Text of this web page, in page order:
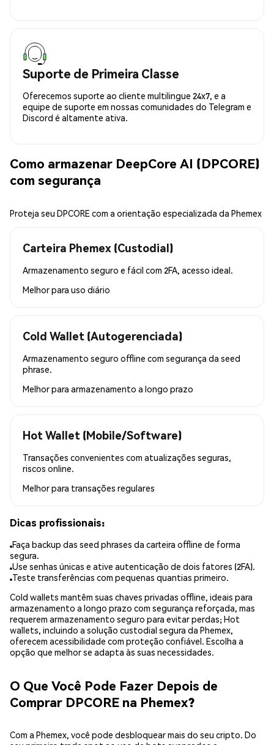
Suporte de Primeira Classe
Oferecemos suporte ao cliente multilingue 24x7, e a
equipe de suporte em nossas comunidades do Telegram e
Discord é altamente ativa.
Como armazenar DeepCore AI (DPCORE)
com segurança
Proteja seu DPCORE com a orientação especializada da Phemex
Carteira Phemex (Custodial)
Armazenamento seguro e fácil com 2FA, acesso ideal.
Melhor para uso diário
Cold Wallet (Autogerenciada)
Armazenamento seguro offline com segurança da seed
phrase.
Melhor para armazenamento a longo prazo
Hot Wallet (Mobile/Software)
Transações convenientes com atualizações seguras,
riscos online.
Melhor para transações regulares
Dicas profissionais:
Faça backup das seed phrases da carteira offline de forma
segura.
Use senhas únicas e ative autenticação de dois fatores (2FA).
Teste transferências com pequenas quantias primeiro.
Cold wallets mantêm suas chaves privadas offline, ideais para
armazenamento a longo prazo com segurança reforçada, mas
requerem armazenamento seguro para evitar perdas; Hot
wallets, incluindo a solução custodial segura da Phemex,
oferecem acessibilidade com proteção confiável. Escolha a
opção que melhor se adapta às suas necessidades.
O Que Você Pode Fazer Depois de
Comprar DPCORE na Phemex?
Com a Phemex, você pode desbloquear mais do seu cripto. Do